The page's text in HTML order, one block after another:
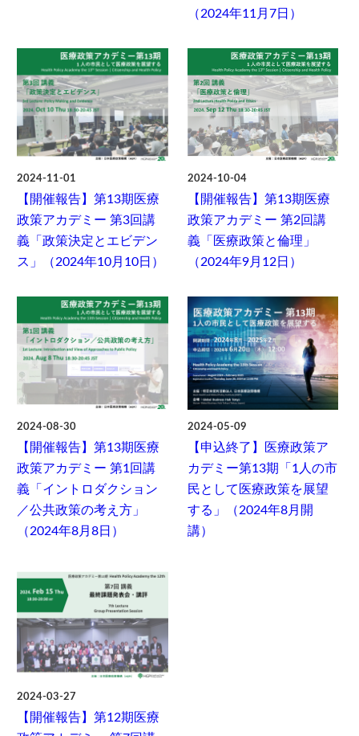
（2024年11月7日）
2024-11-01
【開催報告】第13期医療
政策アカデミー 第3回講
義「政策決定とエビデン
ス」（2024年10月10日）
2024-10-04
【開催報告】第13期医療
政策アカデミー 第2回講
義「医療政策と倫理」
（2024年9月12日）
2024-08-30
【開催報告】第13期医療
政策アカデミー 第1回講
義「イントロダクション
／公共政策の考え方」
（2024年8月8日）
2024-05-09
【申込終了】医療政策ア
カデミー第13期「1人の市
民として医療政策を展望
する」（2024年8月開
講）
2024-03-27
【開催報告】第12期医療